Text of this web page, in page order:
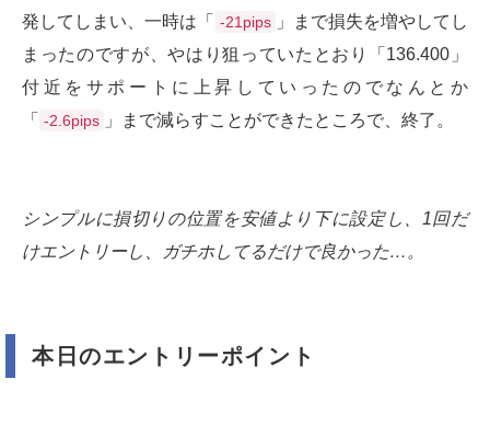
発してしまい、一時は「
-21pips
」まで損失を増やしてし
まったのですが、やはり狙っていたとおり「136.400」
付近をサポートに上昇していったのでなんとか
「
-2.6pips 」まで減らすことができたところで、終了。
シンプルに損切りの位置を安値より下に設定し、1回だ
けエントリーし、ガチホしてるだけで良かった…。
本日のエントリーポイント